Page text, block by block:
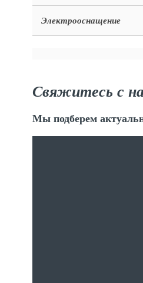
Электрооснащение
Свяжитесь с
Мы подберем